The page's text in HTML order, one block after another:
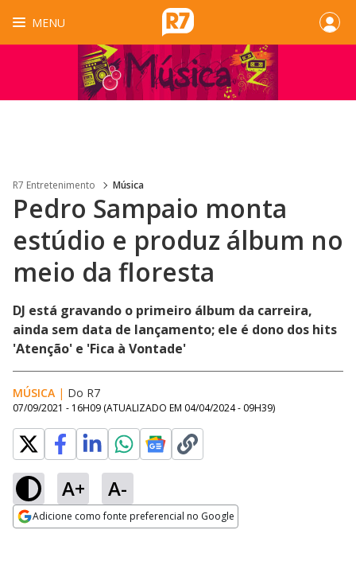
MENU
R7 Entretenimento Música
Pedro Sampaio monta
estúdio e produz álbum no
meio da floresta
DJ está gravando o primeiro álbum da carreira,
ainda sem data de lançamento; ele é dono dos hits
'Atenção' e 'Fica à Vontade'
MÚSICA | Do R7
07/09/2021 - 16H09 (ATUALIZADO EM 04/04/2024 - 09H39)
A+ A-
Adicione como fonte preferencial no Google